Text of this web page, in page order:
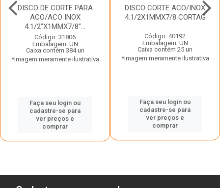
DISCO DE CORTE PARA
ACO/ACO INOX
4.1/2”X1MMX7/8”...
Código: 31806
Embalagem: UN
Caixa contém 384 un
*Imagem meramente ilustrativa
Faça seu login ou
cadastre-se para
ver preços e
comprar
DISCO CORTE ACO/INOX
4.1/2X1MMX7/8 CORTAG
Código: 40192
Embalagem: UN
Caixa contém 25 un
*Imagem meramente ilustrativa
Faça seu login ou
cadastre-se para
ver preços e
comprar